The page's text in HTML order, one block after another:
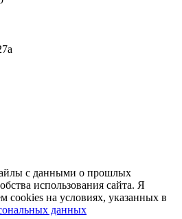
с данными о прошлых
использования сайта. Я
cookies на условиях, указанных в
данных